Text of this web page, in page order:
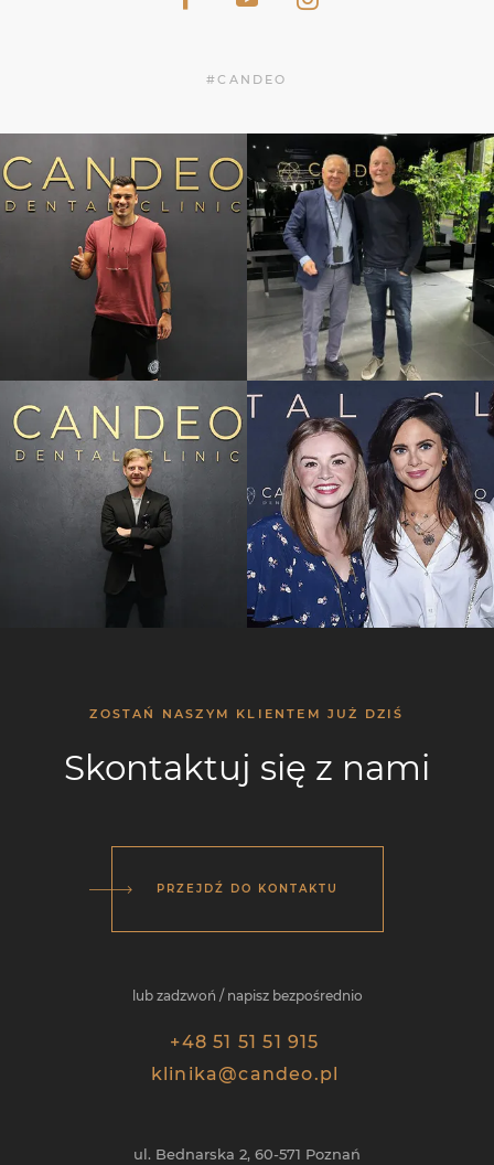
#CANDEO
ZOSTAŃ NASZYM KLIENTEM JUŻ DZIŚ
Skontaktuj się z nami
PRZEJDŹ DO KONTAKTU
lub zadzwoń / napisz bezpośrednio
+48 51 51 51 915
klinika@candeo.pl
ul. Bednarska 2, 60-571 Poznań